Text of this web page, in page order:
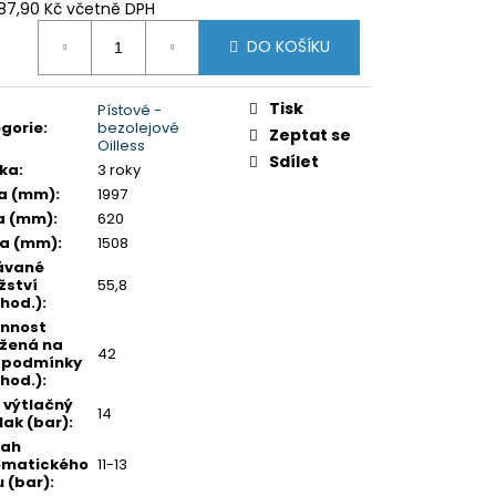
Kč včetně DPH
DO KOŠÍKU
:
Pístové -
bezolejové
Oilless
:
3 roky
(mm):
1997
(mm):
620
(mm):
1508
:
55,8
na
:
42
výtlačný
(bar):
14
(bar):
11-13
Tisk
Zeptat se
Sdílet